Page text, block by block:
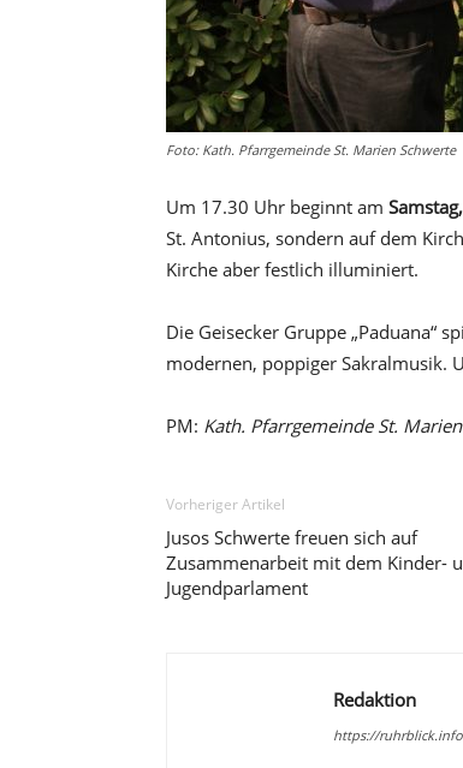
Foto: Kath. Pfarrgemeinde St. Marien Schwerte
Um 17.30 Uhr beginnt am
St. Antonius, sondern auf dem
Kirche aber festlich illuminiert.
Die Geisecker Gruppe „Paduana“
modernen, poppiger Sakralmusik.
PM: Kath. Pfarrgemeinde St.
Vorheriger Artikel
Jusos Schwerte freuen sich auf
Zusammenarbeit mit dem Kinder-
Jugendparlament
Redaktion
https://ruhrblick.info